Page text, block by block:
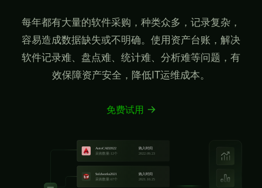
每年都有大量的软件采购，种类众多，记录复杂，
容易造成数据缺失或不明确。使用资产台账，解决
软件记录难、盘点难、统计难、分析难等问题，有
效保障资产安全，降低IT运维成本。
免费试用